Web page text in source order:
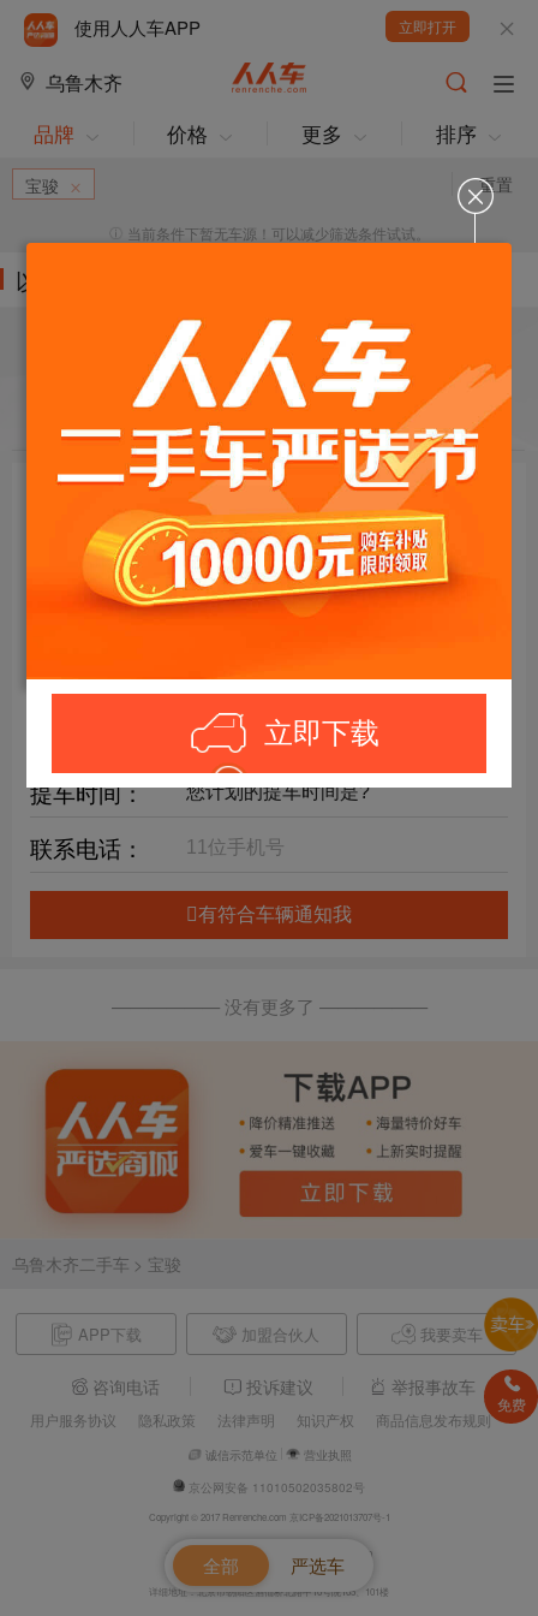
使用人人车APP 立即打开
乌鲁木齐
立即下载
品牌 价格 更多 排序
重置
宝骏
当前条件下暂无车源！可以减少筛选条件试试。
以下车源的筛选条件为:
目标车辆： 请选择欲购车辆
年限要求：
购车预算：
详细要求：
提车时间：
联系电话：
有符合车辆通知我
—————— 没有更多了 ——————
乌鲁木齐二手车 > 宝骏
APP下载 加盟合伙人 我要卖车
咨询电话 投诉建议 举报事故车
用户服务协议 隐私政策 法律声明 知识产权 商品信息发布规则
诚信示范单位
营业执照
京公网安备 11010502035802号
Copyright © 2017 Renrenche.com 京ICP备2021013707号-1
北京车欢欢信息技术有限公司 电话：4008610500
详细地址：北京市朝阳区酒仙桥北路甲10号院105、101楼
全部 严选车
免费